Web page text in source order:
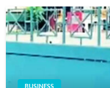
BUSINESS